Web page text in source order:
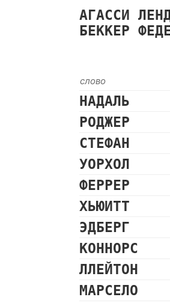
АГАССИ
БЕККЕР
слово
НАДАЛЬ
РОДЖЕР
СТЕФАН
УОРХОЛ
ФЕРРЕР
ХЬЮИТТ
ЭДБЕРГ
КОННОРС
ЛЛЕЙТОН
МАРСЕЛО